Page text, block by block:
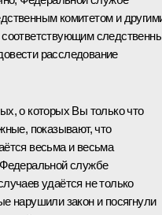
комитетом и
соответствующим
расследование
о которых Вы только что
показывают, что
весьма и весьма
службе
удаётся не только
нарушили закон и посягнули